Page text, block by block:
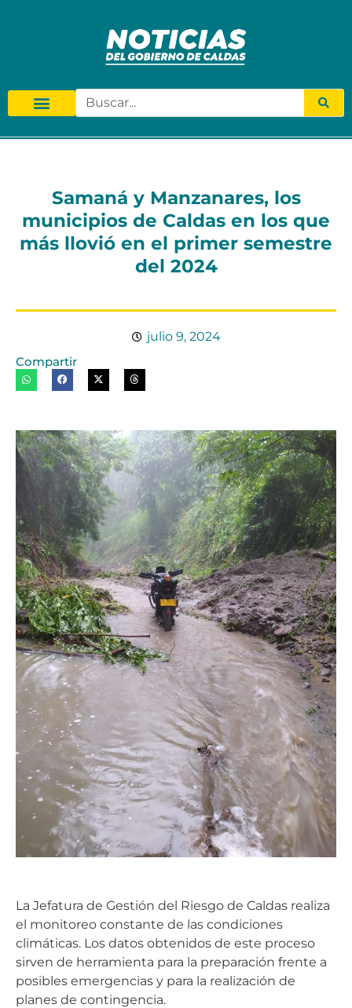
Samaná y Manzanares, los
municipios de Caldas en los que
más llovió en el primer semestre
del 2024
julio 9, 2024
Compartir
La Jefatura de Gestión del Riesgo de Caldas realiza
el monitoreo constante de las condiciones
climáticas. Los datos obtenidos de este proceso
sirven de herramienta para la preparación frente a
posibles emergencias y para la realización de
planes de contingencia.